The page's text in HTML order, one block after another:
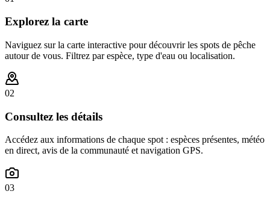
Explorez la carte
Naviguez sur la carte interactive pour découvrir les spots de pêche
autour de vous. Filtrez par espèce, type d'eau ou localisation.
02
Consultez les détails
Accédez aux informations de chaque spot : espèces présentes, météo
en direct, avis de la communauté et navigation GPS.
03